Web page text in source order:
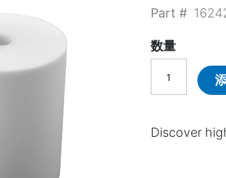
Part #
数量
Discover